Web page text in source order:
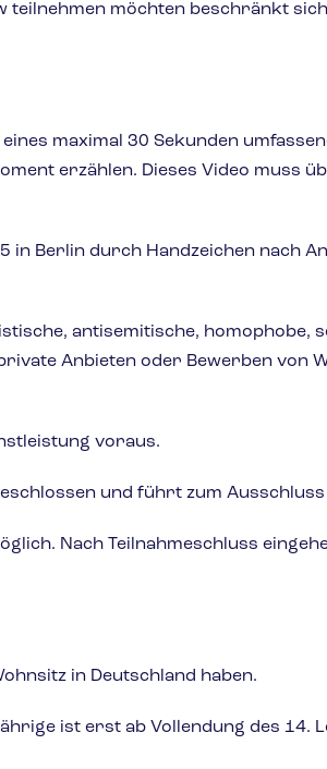
teilnehmen möchten beschränkt
maximal 30 Sekunden
erzählen. Dieses Video
in Berlin durch Handzeichen nach
antisemitische,
Anbieten oder Bewerben von
voraus.
und führt zum
Nach Teilnahmeschluss
in Deutschland haben.
ist erst ab Vollendung des